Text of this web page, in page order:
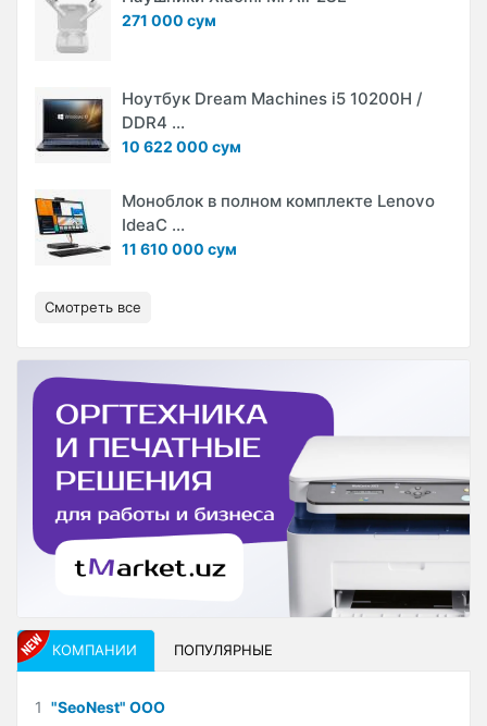
271 000 сум
Ноутбук Dream Machines i5 10200H /
DDR4 ...
10 622 000 сум
Моноблок в полном комплекте Lenovo
IdeaC ...
11 610 000 сум
Смотреть все
КОМПАНИИ ПОПУЛЯРНЫЕ
1 "SeoNest" ООО